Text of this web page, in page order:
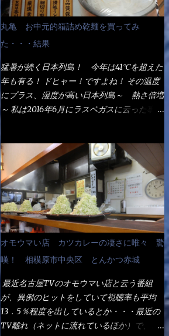
かコシが違う！ だったら湯なんか要らない
じゃん！ 茹で上げ直後の麺だけいいよ！と
なるでしょう。 事前にググって調べたら、
やっぱり＜湯無し＞注文は、裏注文方法とし
てあるらしい。 それと店員によっては、理
解出来ない者も居るらしい云う事。 そこで
ランチ混雑前に、行くのが店への配慮でもあ
る。 11:20 店内に入り・・・『釜揚げうど
し？』（これだ全く理解していないな） す
ると茹で方の若い女性店員が『いい！い
い！！』とオッサンを向こうへやった。 で
サッサと、木桶を用意してうどんだけ入れて
出して来ました。 な～るほど、この事
か・・・ で今日の2021年後半1回目のサラメ
シです。 見事に木桶には湯が入っていな
い、UDONだけです。 しかし、この木桶デ
カイなぁ～ 試したいこと残りの1つが＜得＞
大しか食べていないからね、得がどれくらい
の満腹度になるのか？ この得サイズの木桶
は、銭湯で使う洗い桶サイズだなぁ～ この
木桶サイズに、満々と湯が注がれていたら食
丸亀 お中元的箱詰め乾麺を買ってみ
た・・・結果
猛暑が続く日本列島！ 今年は41℃を超えた
年も有る！ ドヒャー！ですよね！ その温度
にプラス、湿度が高い日本列島～ 熱さ倍増
～ 私は2016年6月にラスベガスに云った事が
無いね） 処で今日は何だ！？これです。 丸
亀 釜あげうどん！ 日本には、お中元とお
歳暮という古来からの風習がある。 お中元
は、丁度お盆の夏場に日頃お世話になってい
る方への＜ご挨拶＞としての贈り物の習慣で
す。 今では、大分廃れてしまっているか
と・・・小生もお中元やお歳暮など送った事
は無い！（キッパリ） まぁ～この慣習が残
っているのは、官公庁や超大手企業戦士（昇
進目的）などの世界でしょう。 要は、ゴマ
スリ・・・てな感じかな。 丸亀製麺と云え
ば、大阪誕生→全国区（北海道と沖縄は？）
へ広がった、讃岐饂飩チェーン店大手といっ
オモウマい店 カツカレーの凄さに唯々 驚
嘆！ 相模原市中央区 とんかつ赤城
最近名古屋TVのオモウマい店と云う番組
が、異例のヒットをしていて視聴率も平均
13．5％程度を出しているとか・・・最近の
TV離れ（ネットに流れているほか）で、こ